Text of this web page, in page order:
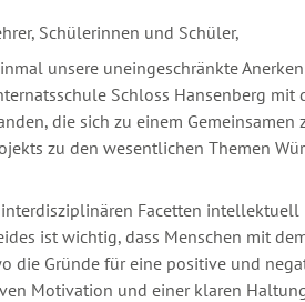
Schülerinnen und Schüler,
unsere uneingeschränkte
Schloss Hansenberg mit
die sich zu einem
zu den wesentlichen Themen
Facetten
ist wichtig, dass Menschen mit
die Gründe für eine positive und
Motivation und einer klaren